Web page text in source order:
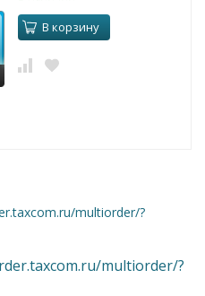
В корзину
multiorder/?
multiorder/?